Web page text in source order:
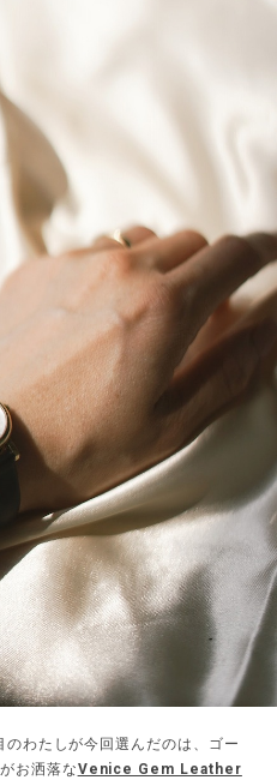
わたしが今回選んだのは、ゴー
お洒落なVenice Gem Leather